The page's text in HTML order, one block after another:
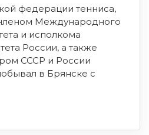
федерации тенниса,
Международного
и исполкома
России, а также
СССР и России
в Брянске с